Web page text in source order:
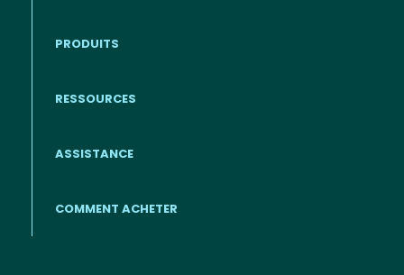
Footer - Francais
PRODUITS
RESSOURCES
ASSISTANCE
COMMENT ACHETER